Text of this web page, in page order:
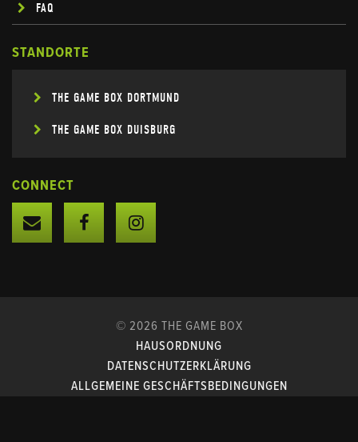
FAQ
STANDORTE
THE GAME BOX DORTMUND
THE GAME BOX DUISBURG
CONNECT
© 2026 THE GAME BOX
HAUSORDNUNG
DATENSCHUTZERKLÄRUNG
ALLGEMEINE GESCHÄFTSBEDINGUNGEN